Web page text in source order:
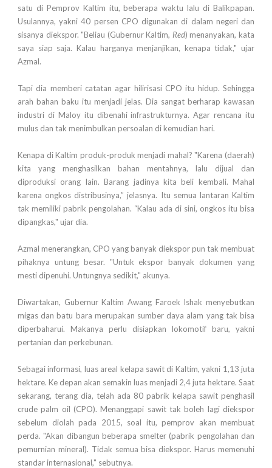
satu di Pemprov Kaltim itu, beberapa waktu lalu di Balikpapan.
Usulannya, yakni 40 persen CPO digunakan di dalam negeri dan
sisanya diekspor. "Beliau (Gubernur Kaltim, Red) menanyakan, kata
saya siap saja. Kalau harganya menjanjikan, kenapa tidak," ujar
Azmal.
Tapi dia memberi catatan agar hilirisasi CPO itu hidup. Sehingga
arah bahan baku itu menjadi jelas. Dia sangat berharap kawasan
industri di Maloy itu dibenahi infrastrukturnya. Agar rencana itu
mulus dan tak menimbulkan persoalan di kemudian hari.
Kenapa di Kaltim produk-produk menjadi mahal? "Karena (daerah)
kita yang menghasilkan bahan mentahnya, lalu dijual dan
diproduksi orang lain. Barang jadinya kita beli kembali. Mahal
karena ongkos distribusinya,” jelasnya. Itu semua lantaran Kaltim
tak memiliki pabrik pengolahan. “Kalau ada di sini, ongkos itu bisa
dipangkas," ujar dia.
Azmal menerangkan, CPO yang banyak diekspor pun tak membuat
pihaknya untung besar. "Untuk ekspor banyak dokumen yang
mesti dipenuhi. Untungnya sedikit," akunya.
Diwartakan, Gubernur Kaltim Awang Faroek Ishak menyebutkan
migas dan batu bara merupakan sumber daya alam yang tak bisa
diperbaharui. Makanya perlu disiapkan lokomotif baru, yakni
pertanian dan perkebunan.
Sebagai informasi, luas areal kelapa sawit di Kaltim, yakni 1,13 juta
hektare. Ke depan akan semakin luas menjadi 2,4 juta hektare. Saat
sekarang, terang dia, telah ada 80 pabrik kelapa sawit penghasil
crude palm oil (CPO). Menanggapi sawit tak boleh lagi diekspor
sebelum diolah pada 2015, soal itu, pemprov akan membuat
perda. "Akan dibangun beberapa smelter (pabrik pengolahan dan
pemurnian mineral). Tidak semua bisa diekspor. Harus memenuhi
standar internasional," sebutnya.